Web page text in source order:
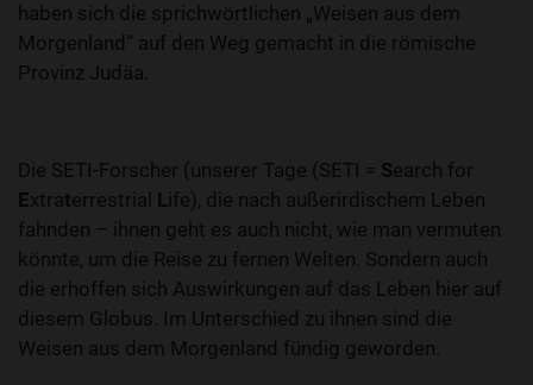
haben sich die sprichwörtlichen „Weisen aus dem
Morgenland“ auf den Weg gemacht in die römische
Provinz Judäa.
Die SETI-Forscher (unserer Tage (SETI = Search for
Extraterrestrial L ife), die nach außerirdischem Leben
fahnden – ihnen geht es auch nicht, wie man vermuten
könnte, um die Reise zu fernen Welten. Sondern auch
die erhoffen sich Auswirkungen auf das Leben hier auf
diesem Globus. Im Unterschied zu ihnen sind die
Weisen aus dem Morgenland fündig geworden.